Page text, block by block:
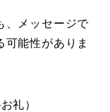
、メッセージで
能性がありま
礼）